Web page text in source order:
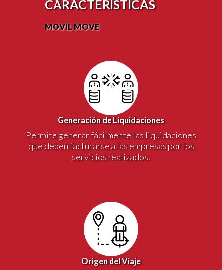
CARACTERÍSTICAS
MOVIL MOVE
Generación de Liquidaciones
Permite generar fácilmente las liquidaciones
que deben facturarse a las empresas por los
servicios realizados.
Origen del Viaje